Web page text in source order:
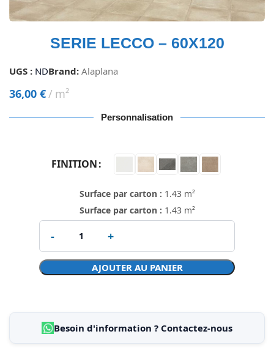
SERIE LECCO – 60X120
UGS : NDBrand: Alaplana
36,00 € m²
Personnalisation
FINITION
Surface par carton : 1.43 m²
Surface par carton : 1.43 m²
AJOUTER AU PANIER
Besoin d'information ? Contactez-nous